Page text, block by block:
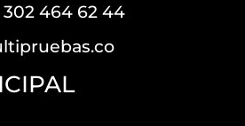
302 464 62 44